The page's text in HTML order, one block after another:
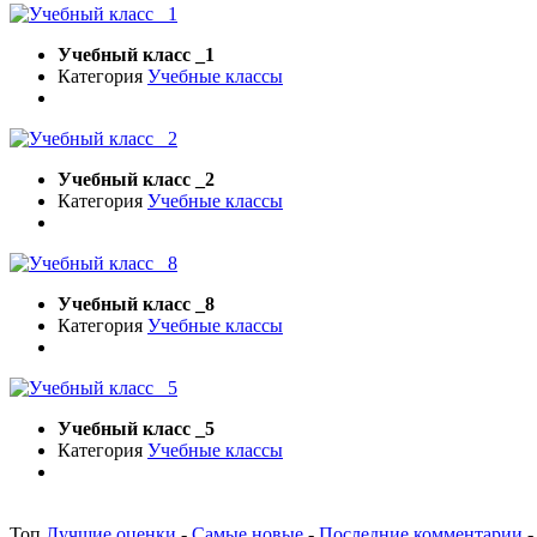
Учебный класс _1
Категория Учебные классы
Учебный класс _2
Категория Учебные классы
Учебный класс _8
Категория Учебные классы
Учебный класс _5
Категория Учебные классы